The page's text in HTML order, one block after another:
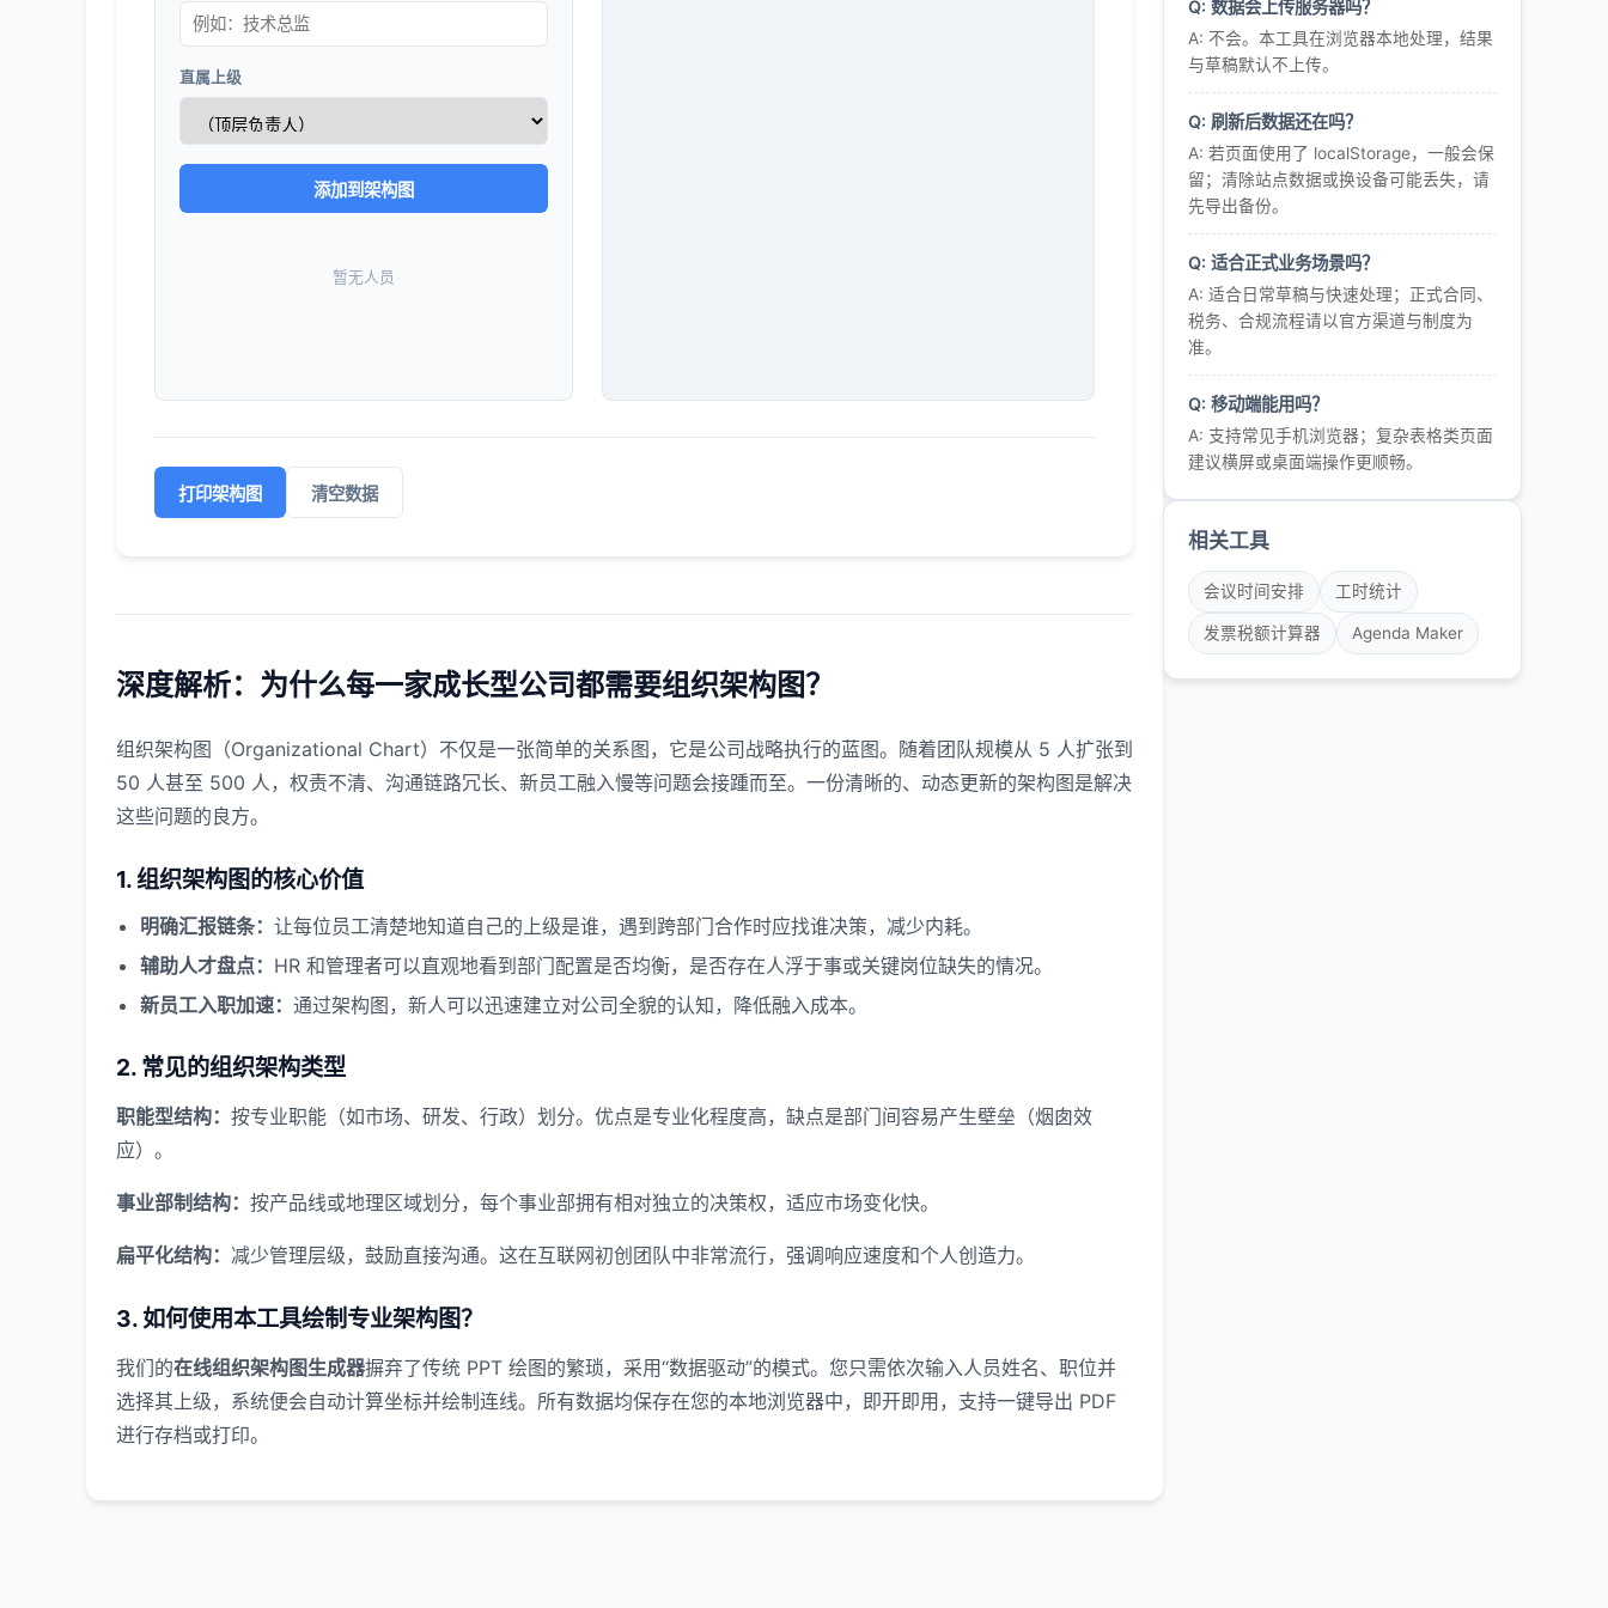
直属上级
添加到架构图
暂无人员
打印架构图 清空数据
深度解析：为什么每一家成长型公司都需要组织架构图？
组织架构图（Organizational Chart）不仅是一张简单的关系图，它是公司战略执行的蓝图。随着团队规模从 5 人扩张到
50 人甚至 500 人，权责不清、沟通链路冗长、新员工融入慢等问题会接踵而至。一份清晰的、动态更新的架构图是解决
这些问题的良方。
1. 组织架构图的核心价值
明确汇报链条： 让每位员工清楚地知道自己的上级是谁，遇到跨部门合作时应找谁决策，减少内耗。
辅助人才盘点： HR 和管理者可以直观地看到部门配置是否均衡，是否存在人浮于事或关键岗位缺失的情况。
新员工入职加速： 通过架构图，新人可以迅速建立对公司全貌的认知，降低融入成本。
2. 常见的组织架构类型
职能型结构： 按专业职能（如市场、研发、行政）划分。优点是专业化程度高，缺点是部门间容易产生壁垒（烟囱效
应）。
事业部制结构： 按产品线或地理区域划分，每个事业部拥有相对独立的决策权，适应市场变化快。
扁平化结构： 减少管理层级，鼓励直接沟通。这在互联网初创团队中非常流行，强调响应速度和个人创造力。
3. 如何使用本工具绘制专业架构图？
我们的在线组织架构图生成器摒弃了传统 PPT 绘图的繁琐，采用“数据驱动”的模式。您只需依次输入人员姓名、职位并
选择其上级，系统便会自动计算坐标并绘制连线。所有数据均保存在您的本地浏览器中，即开即用，支持一键导出 PDF
进行存档或打印。
Q: 数据会上传服务器吗？
A: 不会。本工具在浏览器本地处理，结果
与草稿默认不上传。
Q: 刷新后数据还在吗？
A: 若页面使用了 localStorage，一般会保
留；清除站点数据或换设备可能丢失，请
先导出备份。
Q: 适合正式业务场景吗？
A: 适合日常草稿与快速处理；正式合同、
税务、合规流程请以官方渠道与制度为
准。
Q: 移动端能用吗？
A: 支持常见手机浏览器；复杂表格类页面
建议横屏或桌面端操作更顺畅。
相关工具
会议时间安排 工时统计
发票税额计算器 Agenda Maker